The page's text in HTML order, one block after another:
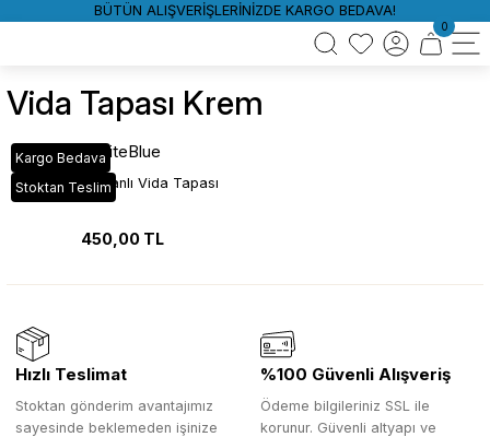
BÜTÜN ALIŞVERİŞLERİNİZDE KARGO BEDAVA!
0
Vida Tapası Krem
Kargo Bedava
Stoktan Teslim
WhiteBlue
Krem Yapışkanlı Vida Tapası
450,00 TL
Hızlı Teslimat
Stoktan gönderim avantajımız
sayesinde beklemeden işinize
%100 Güvenli Alışveriş
Ödeme bilgileriniz SSL ile
korunur. Güvenli altyapı ve